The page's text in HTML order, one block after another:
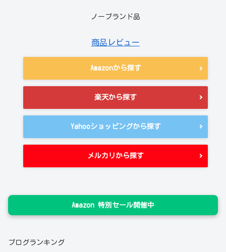
ノーブランド品
商品レビュー
Amazonから探す
楽天から探す
Yahooショッピングから探す
メルカリから探す
Amazon 特別セール開催中
ブログランキング